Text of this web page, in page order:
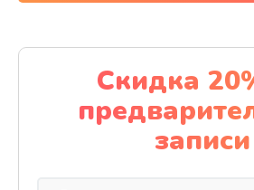
Заказать
Чистка от
1060 руб.
Заказать
Скидка
записи